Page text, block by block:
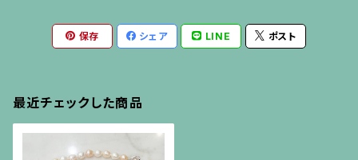
保存 シェア LINE ポスト
最近チェックした商品